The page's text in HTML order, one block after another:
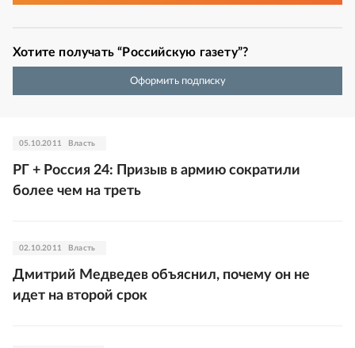
Хотите получать “Российскую газету”?
Оформить подписку
05.10.2011 Власть
РГ + Россия 24: Призыв в армию сократили
более чем на треть
02.10.2011 Власть
Дмитрий Медведев объяснил, почему он не
идет на второй срок